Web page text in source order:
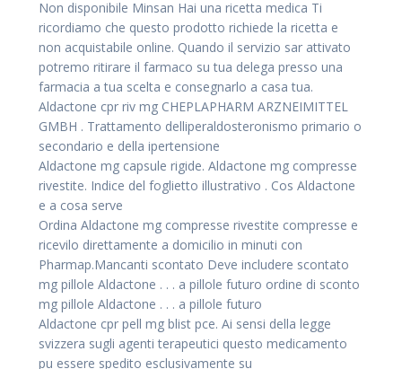
Non disponibile Minsan Hai una ricetta medica Ti
ricordiamo che questo prodotto richiede la ricetta e
non acquistabile online. Quando il servizio sar attivato
potremo ritirare il farmaco su tua delega presso una
farmacia a tua scelta e consegnarlo a casa tua.
Aldactone cpr riv mg CHEPLAPHARM ARZNEIMITTEL
GMBH . Trattamento delliperaldosteronismo primario o
secondario e della ipertensione
Aldactone mg capsule rigide. Aldactone mg compresse
rivestite. Indice del foglietto illustrativo . Cos Aldactone
e a cosa serve
Ordina Aldactone mg compresse rivestite compresse e
ricevilo direttamente a domicilio in minuti con
Pharmap.Mancanti scontato Deve includere scontato
mg pillole Aldactone . . . a pillole futuro ordine di sconto
mg pillole Aldactone . . . a pillole futuro
Aldactone cpr pell mg blist pce. Ai sensi della legge
svizzera sugli agenti terapeutici questo medicamento
pu essere spedito esclusivamente su